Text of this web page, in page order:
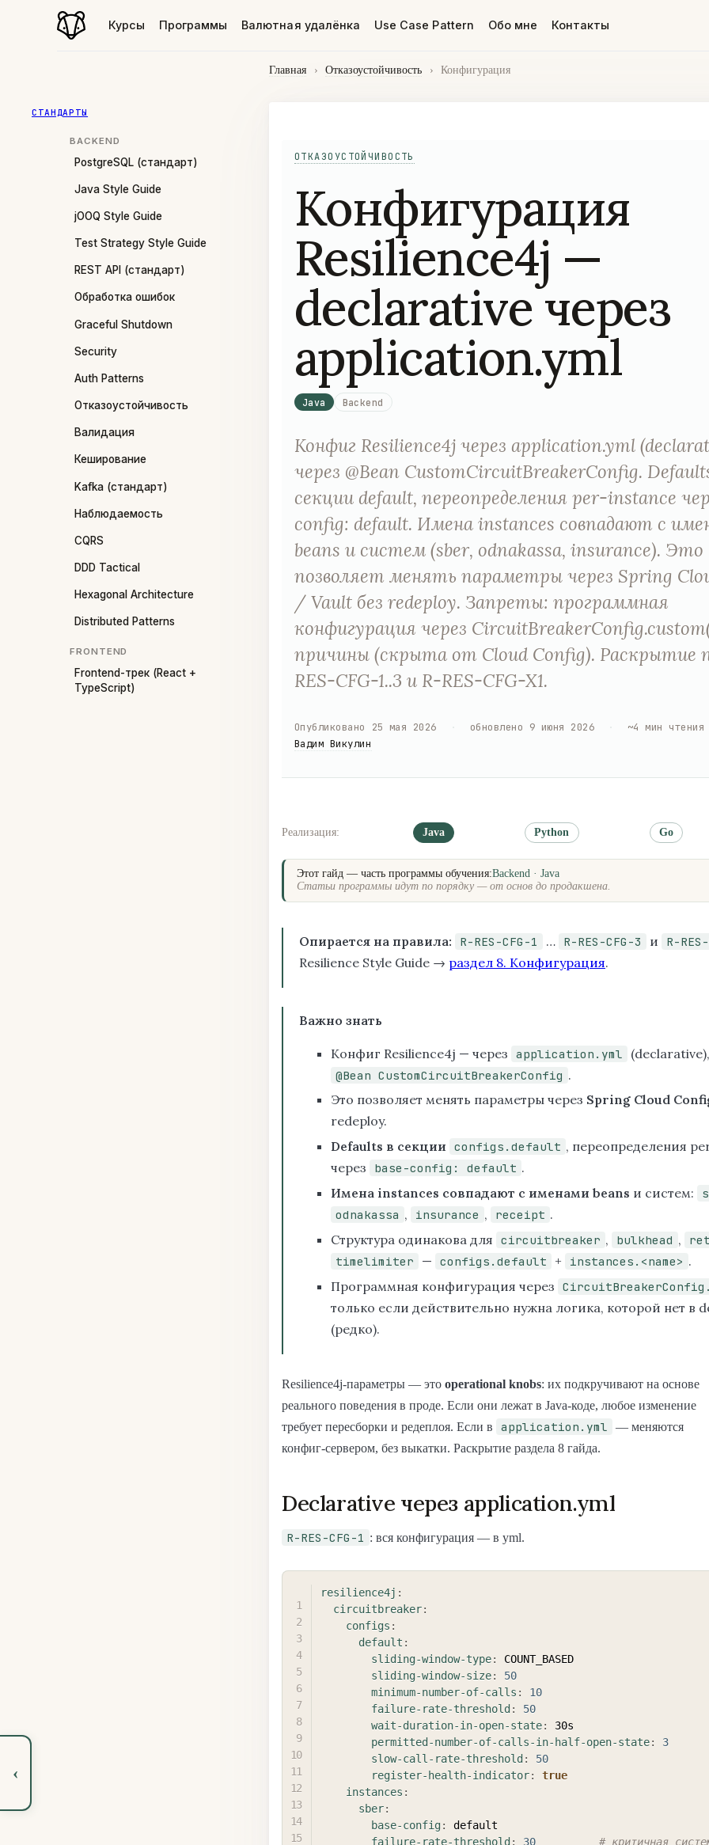
Курсы Программы Валютная удалёнка Use Case Pattern Обо мне Контакты
СТАНДАРТЫ
BACKEND
PostgreSQL (стандарт)
Java Style Guide
jOOQ Style Guide
Test Strategy Style Guide
REST API (стандарт)
Обработка ошибок
Graceful Shutdown
Security
Auth Patterns
Отказоустойчивость
Валидация
Кеширование
Kafka (стандарт)
Наблюдаемость
CQRS
DDD Tactical
Hexagonal Architecture
Distributed Patterns
FRONTEND
Frontend-трек (React +
TypeScript)
‹
Главная › Отказоустойчивость › Конфигурация
ОТКАЗОУСТОЙЧИВОСТЬ
Конфигурация
Resilience4j —
declarative через
application.yml
Java Backend
Конфиг Resilience4j через application.yml
через @Bean CustomCircuitBreakerConfig.
секции default, переопределения per-instance
config: default. Имена instances совпадают с
beans и систем (sber, odnakassa, insurance). Это
позволяет менять параметры через Spring
/ Vault без redeploy. Запреты: программная
конфигурация через
причины (скрыта от Cloud Config). Раскрытие
RES-CFG-1..3 и R-RES-CFG-X1.
Опубликовано 25 мая 2026 обновлено 9 июня 2026 ~4 мин чтения
Вадим Викулин
Реализация: Java Python Go
Этот гайд — часть программы обучения:Backend · Java
Статьи программы идут по порядку — от основ до продакшена.
Опирается на правила: R-RES-CFG-1 … R-RES-CFG-3 и R-
Resilience Style Guide → раздел 8. Конфигурация.
Важно знать
Конфиг Resilience4j — через application.yml
@Bean CustomCircuitBreakerConfig .
Это позволяет менять параметры через Spring Cloud
redeploy.
Defaults в секции configs.default , переопределения
через
base-config: default .
Имена instances совпадают с именами beans и систем:
odnakassa , insurance , receipt .
Структура одинакова для circuitbreaker , bulkhead ,
timelimiter — configs.default + instances.<name> .
Программная конфигурация через
только если действительно нужна логика, которой нет в
(редко).
Resilience4j-параметры — это operational knobs: их подкручивают на основе
реального поведения в проде. Если они лежат в Java-коде, любое изменение
требует пересборки и редеплоя. Если в
application.yml
— меняются
конфиг-сервером, без выкатки. Раскрытие раздела 8 гайда.
Declarative через application.yml
R-RES-CFG-1 : вся конфигурация — в yml.
resilience4j :
circuitbreaker:
configs :
default :
sliding-window-type:
COUNT_BASED
sliding-window-size:
50
minimum-number-of-calls :
10
failure-rate-threshold:
50
wait-duration-in-open-state:
30s
permitted-number-of-calls-in-half-open-state:
3
slow-call-rate-threshold:
50
register-health-indicator:
true
instances :
sber:
base-config:
default
failure-rate-threshold: 30
# критичная